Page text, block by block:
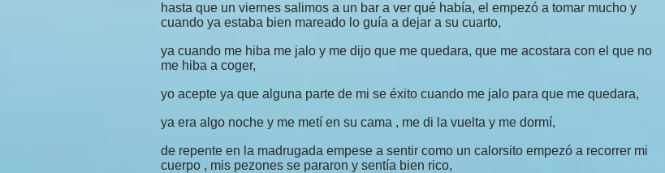
hasta que un viernes salimos a un bar a ver qué había, el empezó a tomar mucho y
cuando ya estaba bien mareado lo guía a dejar a su cuarto,
ya cuando me hiba me jalo y me dijo que me quedara, que me acostara con el que no
me hiba a coger,
yo acepte ya que alguna parte de mi se éxito cuando me jalo para que me quedara,
ya era algo noche y me metí en su cama , me di la vuelta y me dormí,
de repente en la madrugada empese a sentir como un calorsito empezó a recorrer mi
cuerpo , mis pezones se pararon y sentía bien rico,